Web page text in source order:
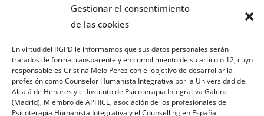
Gestionar el consentimiento
de las cookies
En virtud del RGPD le informamos que sus datos personales serán
tratados de forma transparente y en cumplimiento de su artículo 12, cuyo
responsable es Cristina Melo Pérez con el objetivo de desarrollar la
profesión como Counselor Humanista Integrativa por la Universidad de
Alcalá de Henares y el Instituto de Psicoterapia Integrativa Galene
(Madrid), Miembro de APHICE, asociación de los profesionales de
Psicoterapia Humanista Integrativa y el Counselling en España
Sobre mi